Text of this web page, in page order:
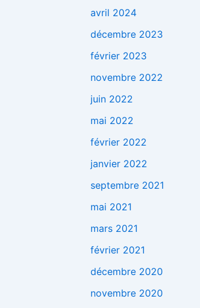
avril 2024
décembre 2023
février 2023
novembre 2022
juin 2022
mai 2022
février 2022
janvier 2022
septembre 2021
mai 2021
mars 2021
février 2021
décembre 2020
novembre 2020